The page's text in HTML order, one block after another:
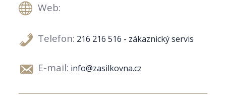
Web:
Telefon: 216 216 516 - zákaznický servis
E-mail: info@zasilkovna.cz